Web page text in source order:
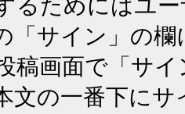
るためにはユ
「サイン」の
稿画面で「サ
文の一番下に